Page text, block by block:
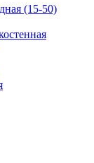
(15-50)